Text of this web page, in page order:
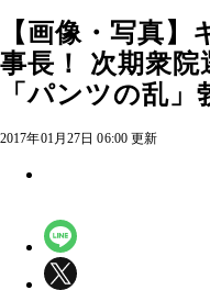
【画像・写真
事長！ 次期衆院
「パンツの乱」
2017年01月27日 06:00 更新